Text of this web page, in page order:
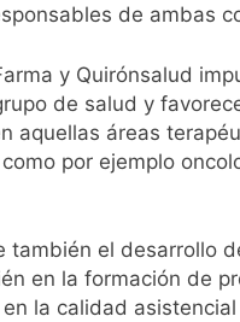
de ambas
y Quirónsalud
de salud y
aquellas áreas
por ejemplo
también el desarrollo
en la formación de
la calidad